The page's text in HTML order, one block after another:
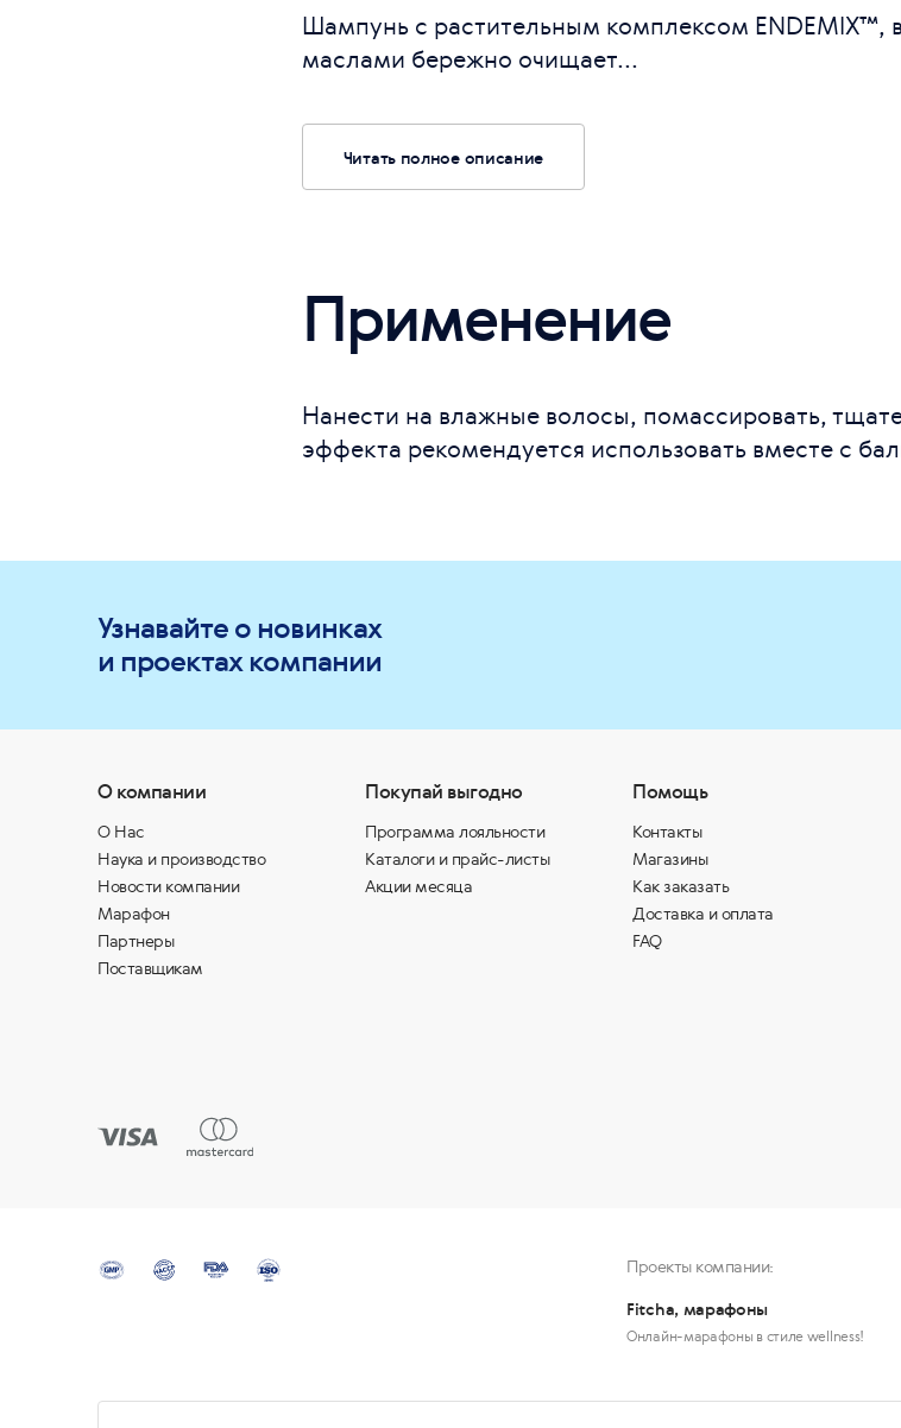
Шампунь с растительным комплексом
маслами бережно очищает...
Читать полное описание
Применение
Нанести на влажные волосы, помассировать,
эффекта рекомендуется использовать вместе с
Узнавайте о новинках
и проектах компании
О компании
О Нас
Наука и производство
Новости компании
Марафон
Партнеры
Поставщикам
Покупай выгодно
Программа лояльности
Каталоги и прайс-листы
Акции месяца
Помощь
Контакты
Магазины
Как заказать
Доставка и оплата
FAQ
Проекты компании:
Fitcha, марафоны
Онлайн-марафоны в стиле wellness!